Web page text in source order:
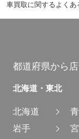
車買取に関するよくあ
都道府県から
北海道・東北
北海道
岩手